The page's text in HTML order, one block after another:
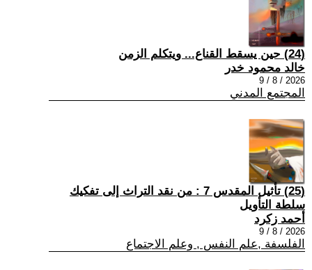
(24) حين يسقط القناع... ويتكلم الزمن
خالد محمود خدر
2026 / 8 / 9
المجتمع المدني
(25) تأثيل المقدس 7 : من نقد التراث إلى تفكيك
سلطة التأويل
أحمد زكرد
2026 / 8 / 9
الفلسفة ,علم النفس , وعلم الاجتماع